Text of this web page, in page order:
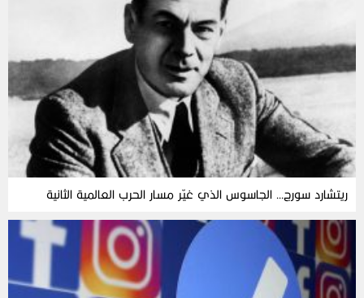
ريتشارد سورج… الجاسوس الذي غيّر مسار الحرب العالمية الثانية